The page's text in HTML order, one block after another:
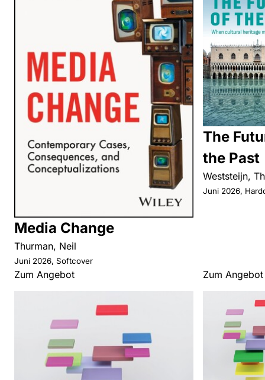
Media Change
Thurman, Neil
Juni 2026, Softcover
Zum Angebot
The
the Past
Weststeijn,
Juni 2026,
Zum Angebot